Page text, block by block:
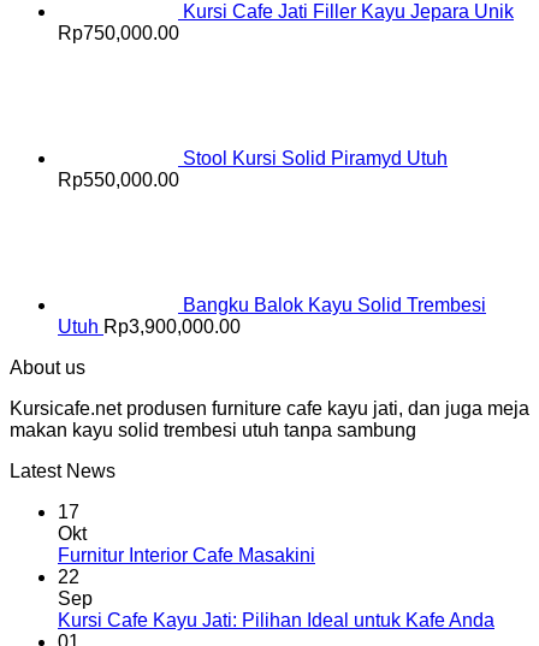
Kursi Cafe Jati Filler Kayu Jepara Unik
Rp750,000.00
Stool Kursi Solid Piramyd Utuh
Rp550,000.00
Bangku Balok Kayu Solid Trembesi
Utuh Rp3,900,000.00
About us
Kursicafe.net produsen furniture cafe kayu jati, dan juga meja
makan kayu solid trembesi utuh tanpa sambung
Latest News
17
Okt
Furnitur Interior Cafe Masakini
22
Sep
Kursi Cafe Kayu Jati: Pilihan Ideal untuk Kafe Anda